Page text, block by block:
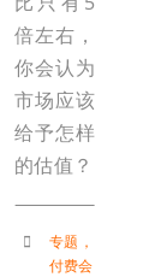
倍左右，
你会认为
市场应该
给予怎样
的估值？
专题 ，
付费会